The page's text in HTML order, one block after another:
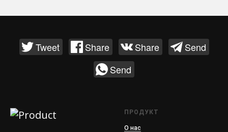
Tweet Share Share
Send
Send
ПРОДУКТ
О нас